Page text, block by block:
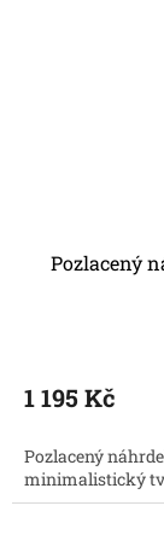
Pozlacený
1 195 Kč
Pozlacený
minimalistický